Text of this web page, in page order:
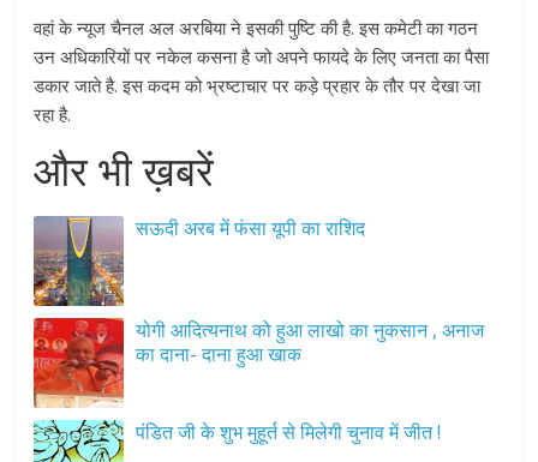
वहां के न्यूज चैनल अल अरबिया ने इसकी पुष्टि की है. इस कमेटी का गठन
उन अधिकारियों पर नकेल कसना है जो अपने फायदे के लिए जनता का पैसा
डकार जाते है. इस कदम को भ्रष्टाचार पर कड़े प्रहार के तौर पर देखा जा
रहा है.
और भी ख़बरें
सऊदी अरब में फंसा यूपी का राशिद
योगी आदित्यनाथ को हुआ लाखो का नुकसान , अनाज
का दाना- दाना हुआ खाक
पंडित जी के शुभ मुहूर्त से मिलेगी चुनाव में जीत !